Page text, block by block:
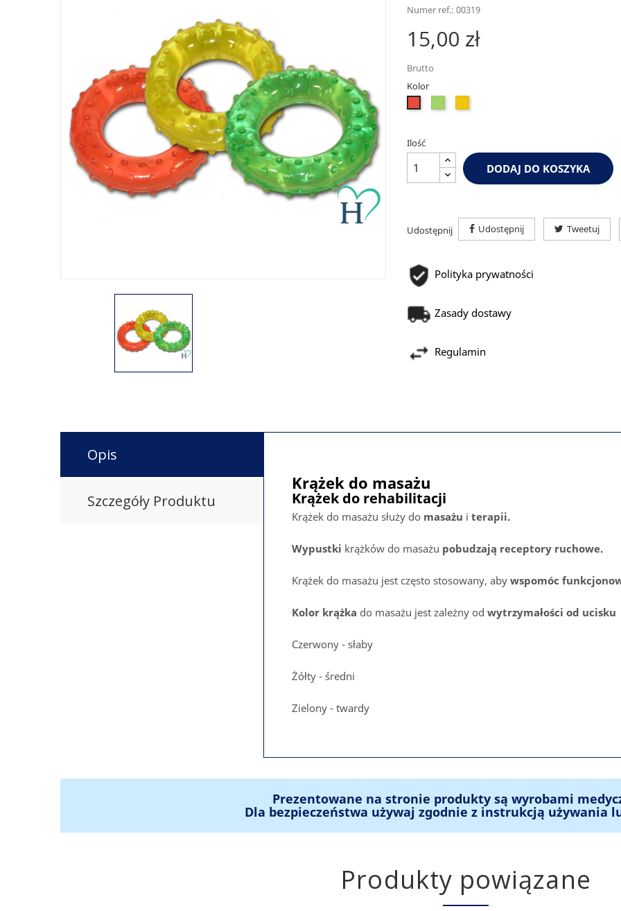
Numer ref.: 00319
15,00 zł
Brutto
Kolor
Ilość
DODAJ DO KOSZYKA
Udostępnij Udostępnij Tweetuj
Polityka prywatności
Zasady dostawy
Regulamin
Opis
Szczegóły Produktu
Krążek do masażu
Krążek do rehabilitacji
Krążek do masażu służy do masażu i terapii.
Wypustki krążków do masażu pobudzają receptory ruchowe.
Krążek do masażu jest często stosowany, aby wspomóc
Kolor krążka do masażu jest zależny od wytrzymałości od ucisku
Czerwony - słaby
Żółty - średni
Zielony - twardy
Prezentowane na stronie produkty są wyrobami
Dla bezpieczeństwa używaj zgodnie z instrukcją używania
Produkty powiązane